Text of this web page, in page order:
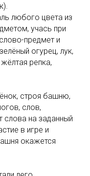
любого цвета из
учась при
предмет и
огурец, лук,
репка,
строя башню,
слов,
слова на заданный
в игре и
окажется